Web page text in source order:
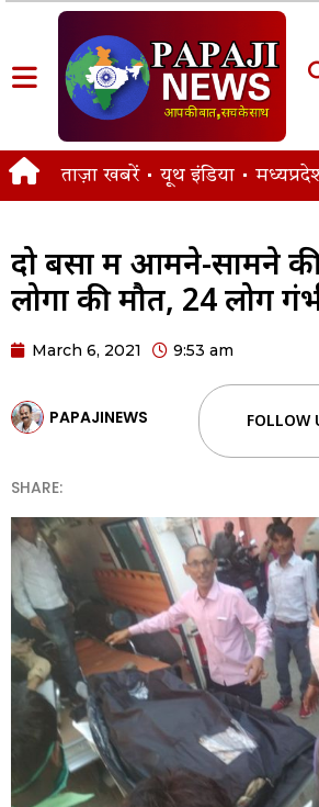
ताज़ा खबरें यूथ इंडिया
दो बसों में आमने-सामने
लोगों की मौत, 24 लोग
March 6, 2021 9:53 am
PAPAJINEWS FOLLOW
SHARE: